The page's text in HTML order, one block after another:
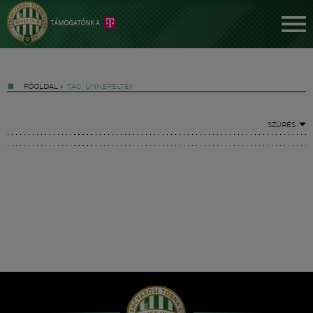
FŐOLDAL » TAG: ÜNNEPELTEK
SZŰRÉS
Hírek